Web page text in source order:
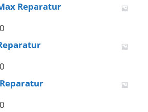
Reparatur